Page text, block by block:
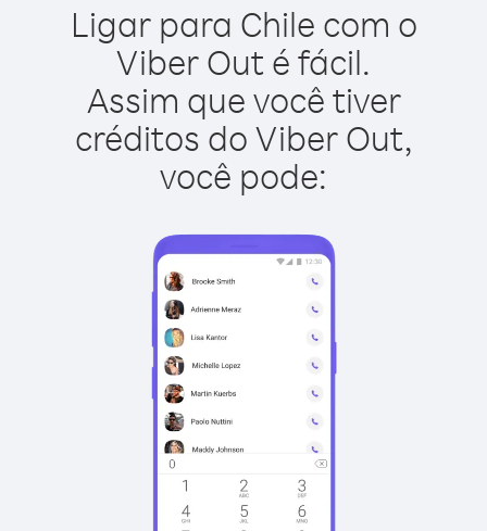
Ligar para Chile com o
Viber Out é fácil.
Assim que você tiver
créditos do Viber Out,
você pode: